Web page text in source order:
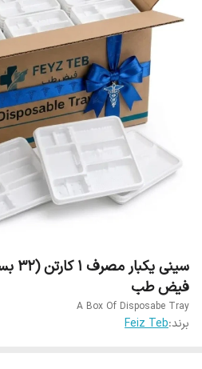
فیض طب
A Box Of Disposabe Tray
برند:Feiz Teb